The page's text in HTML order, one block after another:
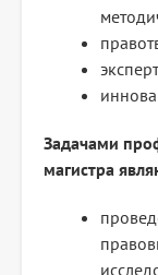
Задачами
магистра